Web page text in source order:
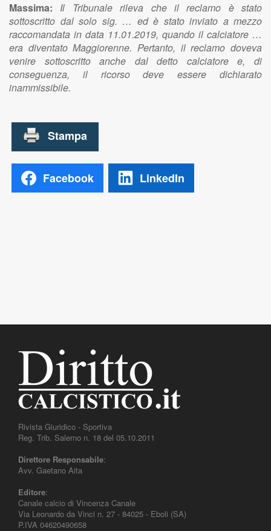
Massima: Il Tribunale rileva che il reclamo è stato
sottoscritto dal solo sig. … ed è stato inviato a mezzo
raccomandata in data 11.01.2019, quando il calciatore …
era diventato Maggiorenne. Pertanto, il reclamo doveva
venire sottoscritto anche dal detto calciatore e, di
conseguenza, il ricorso deve essere dichiarato
inammissibile.
Facebook LinkedIn
Rivista Giuridico - Sportiva
Reg. Trib. Salerno n. 18 del 05.10.2011
Direttore Responsabile:
Avv. Gaetano Aita
Editore:
Canale calcio di Vincenza Canale
Via Leonardo da Vinci n. 27 - 84025 - Eboli (SA)
P.IVA 04620490658